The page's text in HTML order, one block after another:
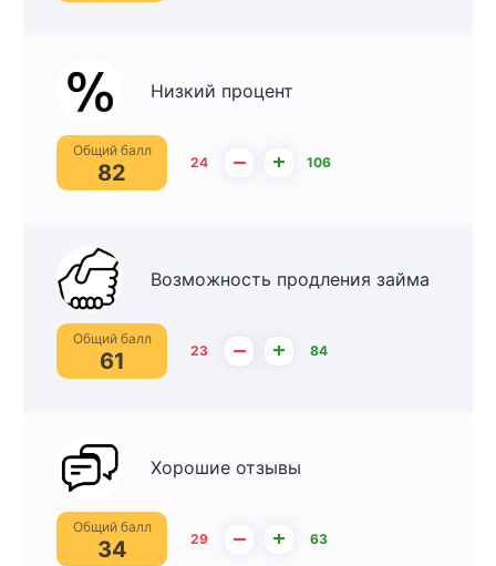
Низкий процент
Общий балл
82 24 – + 106
Возможность продления займа
Общий балл
61 23 – + 84
Хорошие отзывы
Общий балл
34 29 – + 63